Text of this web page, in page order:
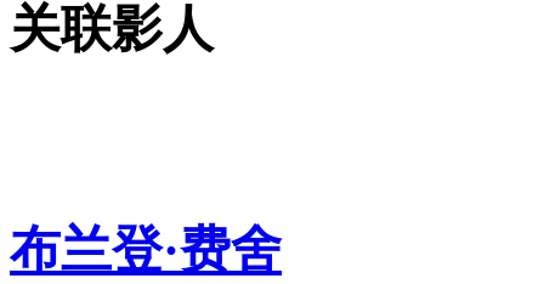
关联影人
布兰登·费舍